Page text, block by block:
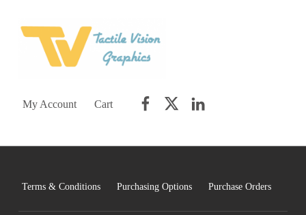
My Account Cart
Terms & Conditions Purchasing Options Purchase Orders